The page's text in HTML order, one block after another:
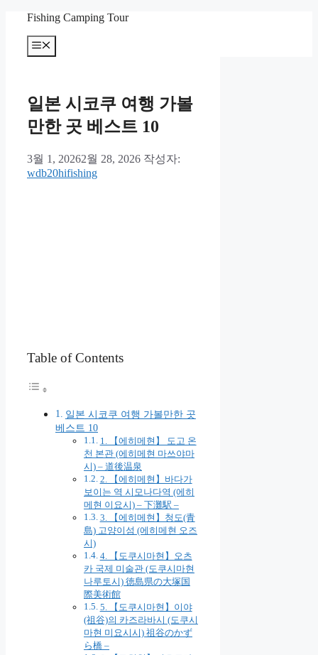
Fishing Camping Tour
메
뉴
일본 시코쿠 여행 가볼
만한 곳 베스트 10
3월 1, 20262월 28, 2026 작성자:
wdb20hifishing
Table of Contents
일본 시코쿠 여행 가볼만한 곳
베스트 10
1. 【에히메현】 도고 온
천 본관 (에히메현 마쓰야마
시) – 道後温泉
2. 【에히메현】바다가
보이는 역 시모나다역 (에히
메현 이요시) – 下灘駅 –
3. 【에히메현】청도(青
島) 고양이섬 (에히메현 오즈
시)
4. 【도쿠시마현】오츠
카 국제 미술관 (도쿠시마현
나루토시) 徳島県の大塚国
際美術館
5. 【도쿠시마현】이야
(祖谷)의 카즈라바시 (도쿠시
마현 미요시시) 祖谷のかず
ら橋 –